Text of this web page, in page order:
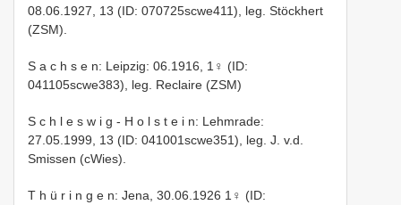
08.06.1927, 13 (ID: 070725scwe411), leg. Stöckhert
(ZSM).
S a c h s e n: Leipzig: 06.1916, 1♀ (ID:
041105scwe383), leg. Reclaire (ZSM)
S c h l e s w i g - H o l s t e i n: Lehmrade:
27.05.1999, 13 (ID: 041001scwe351), leg. J. v.d.
Smissen (cWies).
T h ü r i n g e n: Jena, 30.06.1926 1♀ (ID: